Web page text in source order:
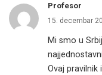
Profesor
15. decembar
Mi smo u
Ovaj